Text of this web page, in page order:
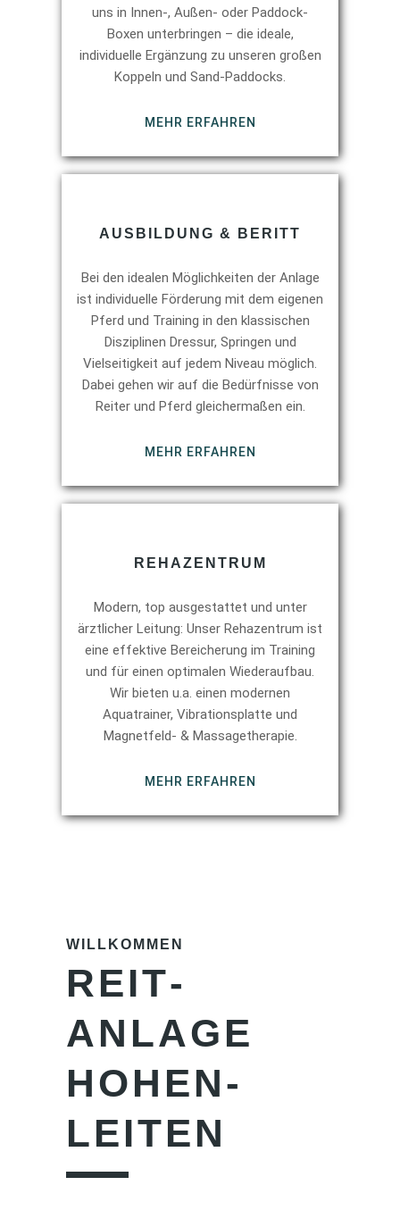
uns in Innen-, Außen- oder Paddock-
Boxen unterbringen – die ideale,
individuelle Ergänzung zu unseren großen
Koppeln und Sand-Paddocks.
MEHR ERFAHREN
AUSBILDUNG & BERITT
Bei den idealen Möglichkeiten der Anlage
ist individuelle Förderung mit dem eigenen
Pferd und Training in den klassischen
Disziplinen Dressur, Springen und
Vielseitigkeit auf jedem Niveau möglich.
Dabei gehen wir auf die Bedürfnisse von
Reiter und Pferd gleichermaßen ein.
MEHR ERFAHREN
REHAZENTRUM
Modern, top ausgestattet und unter
ärztlicher Leitung: Unser Rehazentrum ist
eine effektive Bereicherung im Training
und für einen optimalen Wiederaufbau.
Wir bieten u.a. einen modernen
Aquatrainer, Vibrationsplatte und
Magnetfeld- & Massagetherapie.
MEHR ERFAHREN
WILLKOMMEN
REIT­
ANLAGE
HOHEN­
LEITEN